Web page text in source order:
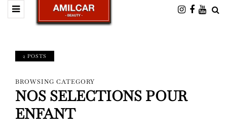
2 POSTS
BROWSING CATEGORY
NOS SELECTIONS POUR
ENFANT